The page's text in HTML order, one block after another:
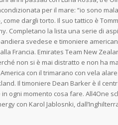
per il mare: “io sono
come dargli torto. Il suo tattico è
Completano la lista una serie di
svedese e timoniere
Francia. Emirates Team New
non si è mai distratto e non ha
con il trimarano con vela
Il timoniere Dean Barker è il
ogni momento cosa fare. All4One
con Karol Jablosnki,